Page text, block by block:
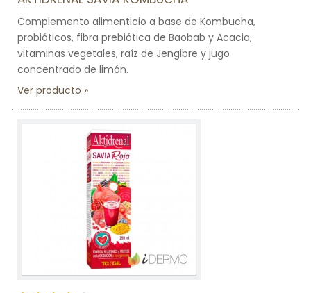
Complemento alimenticio a base de Kombucha,
probióticos, fibra prebiótica de Baobab y Acacia,
vitaminas vegetales, raíz de Jengibre y jugo
concentrado de limón.
Ver producto